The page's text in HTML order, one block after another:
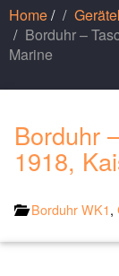
Home/
Borduhr –
Marine
Borduhr
1918,
Borduhr WK1,